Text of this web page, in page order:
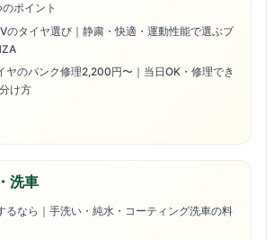
ポイント
のタイヤ選び｜静粛・快適・運動性能で選ぶブ
ヤのパンク修理2,200円〜｜当日OK・修理でき
け方
洗車
るなら｜手洗い・純水・コーティング洗車の料